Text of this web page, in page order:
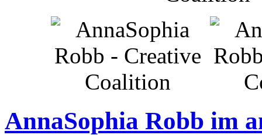
AnnaSophia Robb im